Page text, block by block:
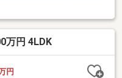
万円 4LDK
円